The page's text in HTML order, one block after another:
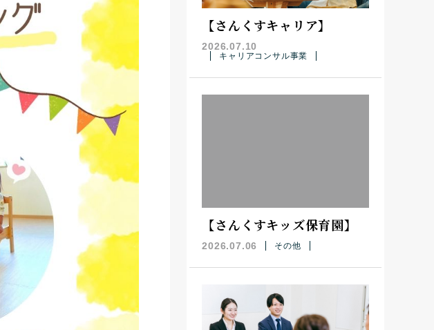
【さんくすキャリア】
2026.07.10
キャリアコンサル事業
【さんくすキッズ保育園】
2026.07.06 その他